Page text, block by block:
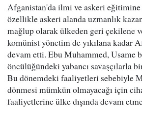
Afganistan'da ilmi ve askeri
özellikle askeri alanda uzmanlık
mağlup olarak ülkeden geri çekilene
komünist yönetim de yıkılana kadar
devam etti. Ebu Muhammed, Usame
öncülüğündeki yabancı savaşçılarla
Bu dönemdeki faaliyetleri sebebiyle
dönmesi mümkün olmayacağı için
faaliyetlerine ülke dışında devam